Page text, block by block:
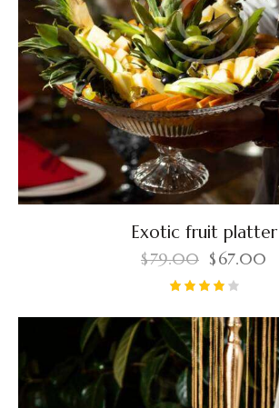
Exotic fruit platter
$79.00 $67.00
4.00
out of
5